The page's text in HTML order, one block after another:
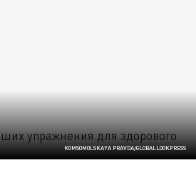
KOMSOMOLSKAYA PRAVDA/GLOBALLOOKPRESS